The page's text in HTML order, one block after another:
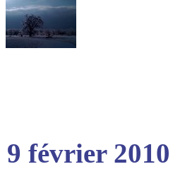
9 février 2010